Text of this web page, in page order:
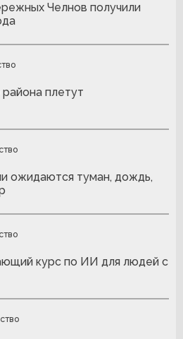
Челнов получили
плетут
ожидаются туман, дождь,
курс по ИИ для людей с